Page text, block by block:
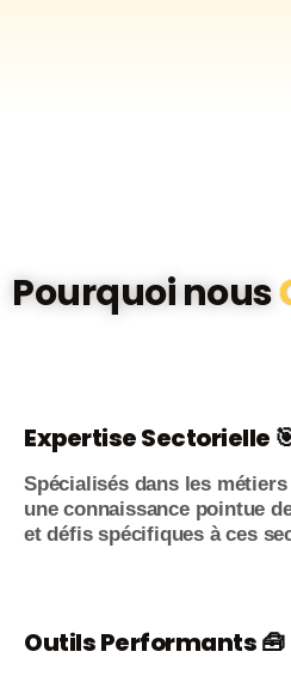
Pourquoi nous
Expertise Sectorielle
Spécialisés dans les
une connaissance pointue
et défis spécifiques à ces
Outils Performants 🧰